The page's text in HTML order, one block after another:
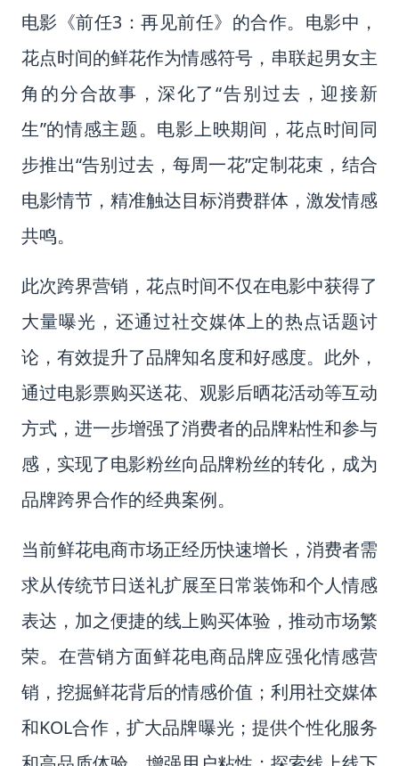
电影《前任3：再见前任》的合作。电影中，
花点时间的鲜花作为情感符号，串联起男女主
角的分合故事，深化了“告别过去，迎接新
生”的情感主题。电影上映期间，花点时间同
步推出“告别过去，每周一花”定制花束，结合
电影情节，精准触达目标消费群体，激发情感
共鸣。
此次跨界营销，花点时间不仅在电影中获得了
大量曝光，还通过社交媒体上的热点话题讨
论，有效提升了品牌知名度和好感度。此外，
通过电影票购买送花、观影后晒花活动等互动
方式，进一步增强了消费者的品牌粘性和参与
感，实现了电影粉丝向品牌粉丝的转化，成为
品牌跨界合作的经典案例。
当前鲜花电商市场正经历快速增长，消费者需
求从传统节日送礼扩展至日常装饰和个人情感
表达，加之便捷的线上购买体验，推动市场繁
荣。在营销方面鲜花电商品牌应强化情感营
销，挖掘鲜花背后的情感价值；利用社交媒体
和KOL合作，扩大品牌曝光；提供个性化服务